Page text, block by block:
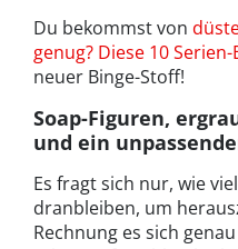
Du bekommst von
genug? Diese 10
neuer Binge-Stoff!
Soap-Figuren,
und ein
Es fragt sich nur, wie
dranbleiben, um
Rechnung es sich